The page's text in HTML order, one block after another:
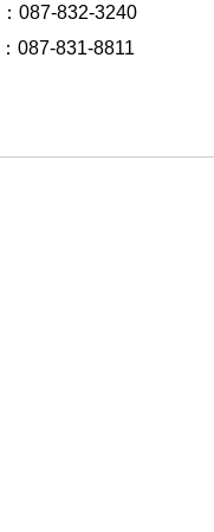
087-832-3240
087-831-8811